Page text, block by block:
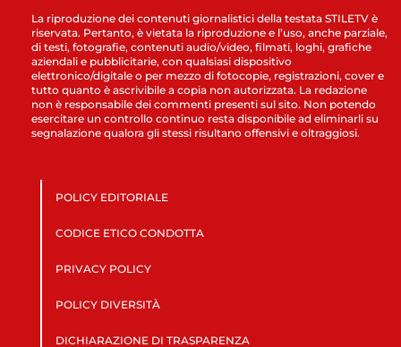
La riproduzione dei contenuti giornalistici della testata STILETV è
riservata. Pertanto, è vietata la riproduzione e l’uso, anche parziale,
di testi, fotografie, contenuti audio/video, filmati, loghi, grafiche
aziendali e pubblicitarie, con qualsiasi dispositivo
elettronico/digitale o per mezzo di fotocopie, registrazioni, cover e
tutto quanto è ascrivibile a copia non autorizzata. La redazione
non è responsabile dei commenti presenti sul sito. Non potendo
esercitare un controllo continuo resta disponibile ad eliminarli su
segnalazione qualora gli stessi risultano offensivi e oltraggiosi.
POLICY EDITORIALE
CODICE ETICO CONDOTTA
PRIVACY POLICY
POLICY DIVERSITÀ
DICHIARAZIONE DI TRASPARENZA